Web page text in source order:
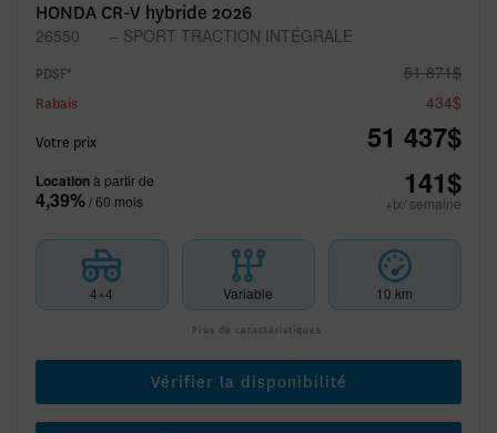
HONDA CR-V hybride 2026
26550 – SPORT TRACTION INTÉGRALE
PDSF* 51 871$
Rabais 434$
Votre prix 51 437$
Locationà partir de
4,39%/ 60 mois 141$
+tx/ semaine
4×4 Variable 10 km
Plus de caractéristiques
Vérifier la disponibilité